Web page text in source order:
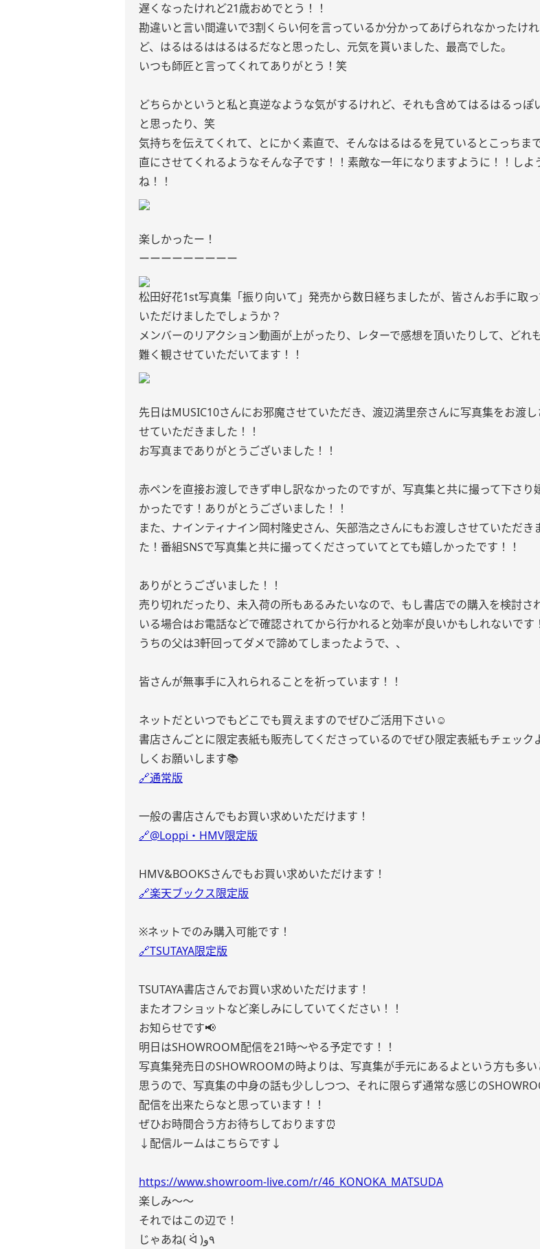
遅くなったけれど21歳おめでとう！！
勘違いと言い間違いで3割くらい何を言っているか分かってあげられなかったけれ
ど、はるはるははるはるだなと思ったし、元気を貰いました、最高でした。
いつも師匠と言ってくれてありがとう！笑
どちらかというと私と真逆なような気がするけれど、それも含めてはるはるっぽ
と思ったり、笑
気持ちを伝えてくれて、とにかく素直で、そんなはるはるを見ているとこっちま
直にさせてくれるようなそんな子です！！素敵な一年になりますように！！しよ
ね！！
楽しかったー！
ーーーーーーーーー
松田好花1st写真集「振り向いて」発売から数日経ちましたが、皆さんお手に取っ
いただけましたでしょうか？
メンバーのリアクション動画が上がったり、レターで感想を頂いたりして、どれ
難く観させていただいてます！！
先日はMUSIC10さんにお邪魔させていただき、渡辺満里奈さんに写真集をお渡し
せていただきました！！
お写真までありがとうございました！！
赤ペンを直接お渡しできず申し訳なかったのですが、写真集と共に撮って下さり
かったです！ありがとうございました！！
また、ナインティナイン岡村隆史さん、矢部浩之さんにもお渡しさせていただき
た！番組SNSで写真集と共に撮ってくださっていてとても嬉しかったです！！
ありがとうございました！！
売り切れだったり、未入荷の所もあるみたいなので、もし書店での購入を検討さ
いる場合はお電話などで確認されてから行かれると効率が良いかもしれないです
うちの父は3軒回ってダメで諦めてしまったようで、、
皆さんが無事手に入れられることを祈っています！！
ネットだといつでもどこでも買えますのでぜひご活用下さい☺️
書店さんごとに限定表紙も販売してくださっているのでぜひ限定表紙もチェック
しくお願いします📚
🔗通常版
一般の書店さんでもお買い求めいただけます！
🔗@Loppi・HMV限定版
HMV&BOOKSさんでもお買い求めいただけます！
🔗楽天ブックス限定版
※ネットでのみ購入可能です！
🔗TSUTAYA限定版
TSUTAYA書店さんでお買い求めいただけます！
またオフショットなど楽しみにしていてください！！
お知らせです📢
明日はSHOWROOM配信を21時〜やる予定です！！
写真集発売日のSHOWROOMの時よりは、写真集が手元にあるよという方も多い
思うので、写真集の中身の話も少ししつつ、それに限らず通常な感じの
配信を出来たらなと思っています！！
ぜひお時間合う方お待ちしております⏰
↓配信ルームはこちらです↓
https://www.showroom-live.com/r/46_KONOKA_MATSUDA
楽しみ〜〜
それではこの辺で！
じゃあね( ᐛ )٩و